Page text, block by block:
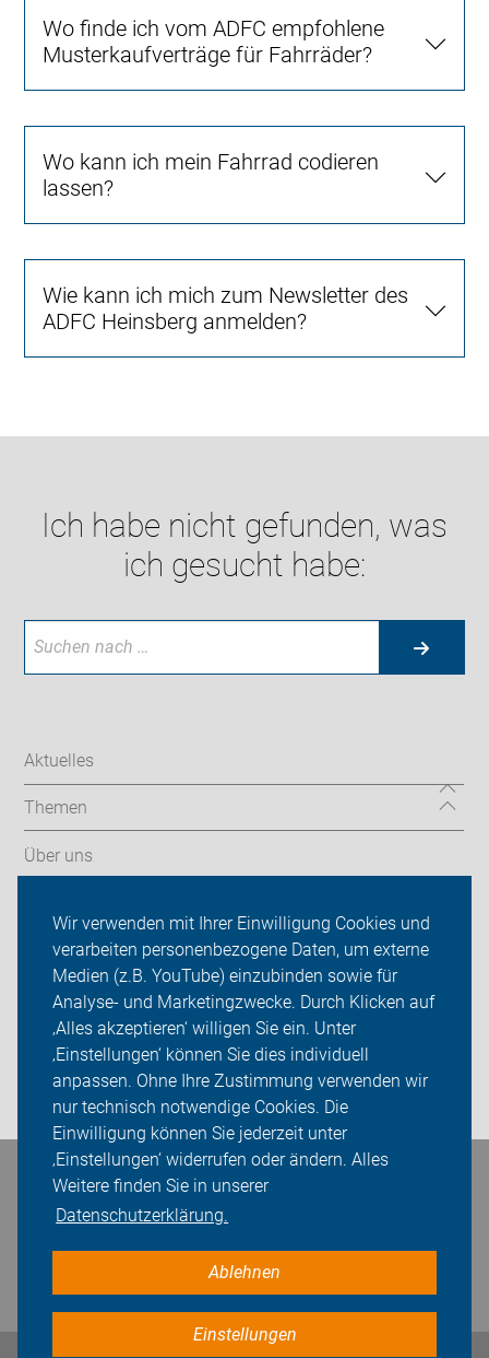
Wir verwenden mit Ihrer Einwilligung Cookies und
verarbeiten personenbezogene Daten, um externe
Medien (z.B. YouTube) einzubinden sowie für
Analyse- und Marketingzwecke. Durch Klicken auf
‚Alles akzeptieren‘ willigen Sie ein. Unter
‚Einstellungen‘ können Sie dies individuell
anpassen. Ohne Ihre Zustimmung verwenden wir
nur technisch notwendige Cookies. Die
Einwilligung können Sie jederzeit unter
‚Einstellungen‘ widerrufen oder ändern. Alles
Weitere finden Sie in unserer
Datenschutzerklärung.
Ablehnen
Einstellungen
Wo finde ich vom ADFC empfohlene
Musterkaufverträge für Fahrräder?
Wo kann ich mein Fahrrad codieren
lassen?
Wie kann ich mich zum Newsletter des
ADFC Heinsberg anmelden?
Ich habe nicht gefunden, was
ich gesucht habe:
Aktuelles
Themen
Über uns
ADFC Heinsberg
Sei dabei
Presse
Login
Bleiben Sie in Kontakt